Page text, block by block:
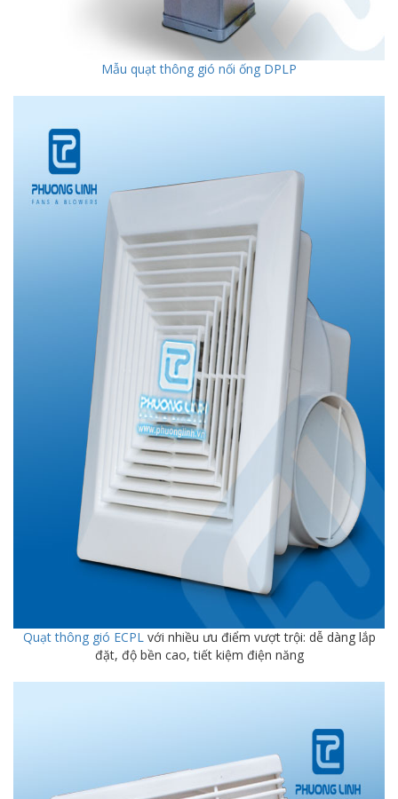
Mẫu quạt thông gió nối ống DPLP
Quạt thông gió ECPLvới nhiều ưu điểm vượt trội: dễ dàng lắp
đặt, độ bền cao, tiết kiệm điện năng